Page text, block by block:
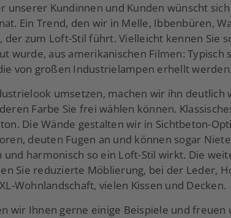
unserer Kundinnen und Kunden wünscht
Ein Trend, den wir in Melle, Ibbenbüren,
zum Loft-Stil führt. Vielleicht kennen Sie
wurde, aus amerikanischen Filmen:
von großen Industrielampen erhellt werden.
umsetzen, machen wir ihn
Farbe Sie frei wählen können.
Die Wände gestalten wir in Sichtbeton-
deuten Fugen an und können sogar
harmonisch so ein Loft-Stil wirkt. Die
Sie reduzierte Möblierung, bei der Leder,
Wohnlandschaft, vielen Kissen und Decken.
wir Ihnen gerne einige Beispiele und freuen